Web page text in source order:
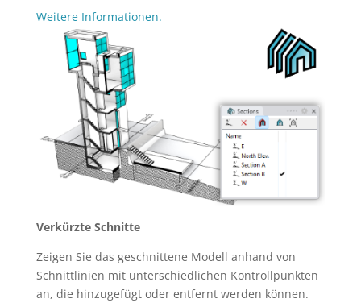
Weitere Informationen.
Verkürzte Schnitte
Zeigen Sie das geschnittene Modell anhand von
Schnittlinien mit unterschiedlichen Kontrollpunkten
an, die hinzugefügt oder entfernt werden können.